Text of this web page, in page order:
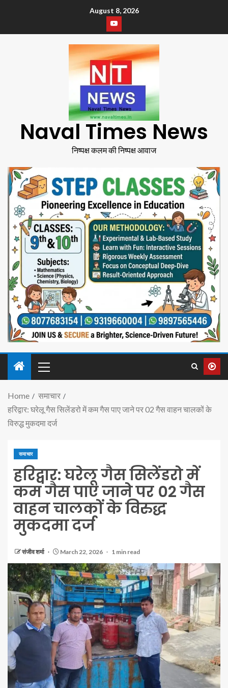
August 8, 2026
Naval Times News
निष्पक्ष कलम की निष्पक्ष आवाज
Home
समाचार
हरिद्वार: घरेलू गैस सिलेंडरो में कम गैस पाए जाने पर 02 गैस वाहन चालकों के
विरुद्ध मुकदमा दर्ज
समाचार
हरिद्वार: घरेलू गैस सिलेंडरो में
कम गैस पाए जाने पर 02 गैस
वाहन चालकों के विरुद्ध
मुकदमा दर्ज
संजीव शर्मा March 22, 2026 1 min read